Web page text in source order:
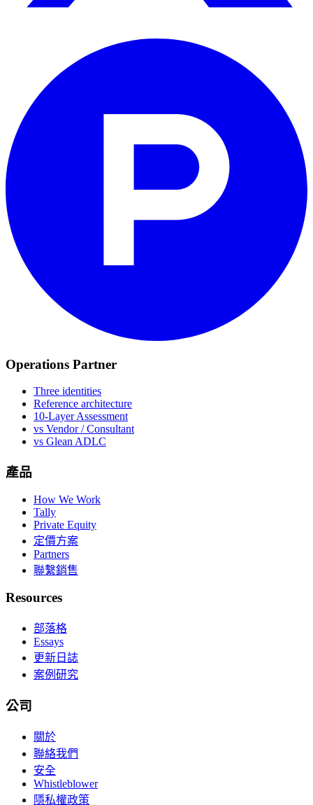
Operations Partner
Three identities
Reference architecture
10-Layer Assessment
vs Vendor / Consultant
vs Glean ADLC
產品
How We Work
Tally
Private Equity
定價方案
Partners
聯繫銷售
Resources
部落格
Essays
更新日誌
案例研究
公司
關於
聯絡我們
安全
Whistleblower
隱私權政策